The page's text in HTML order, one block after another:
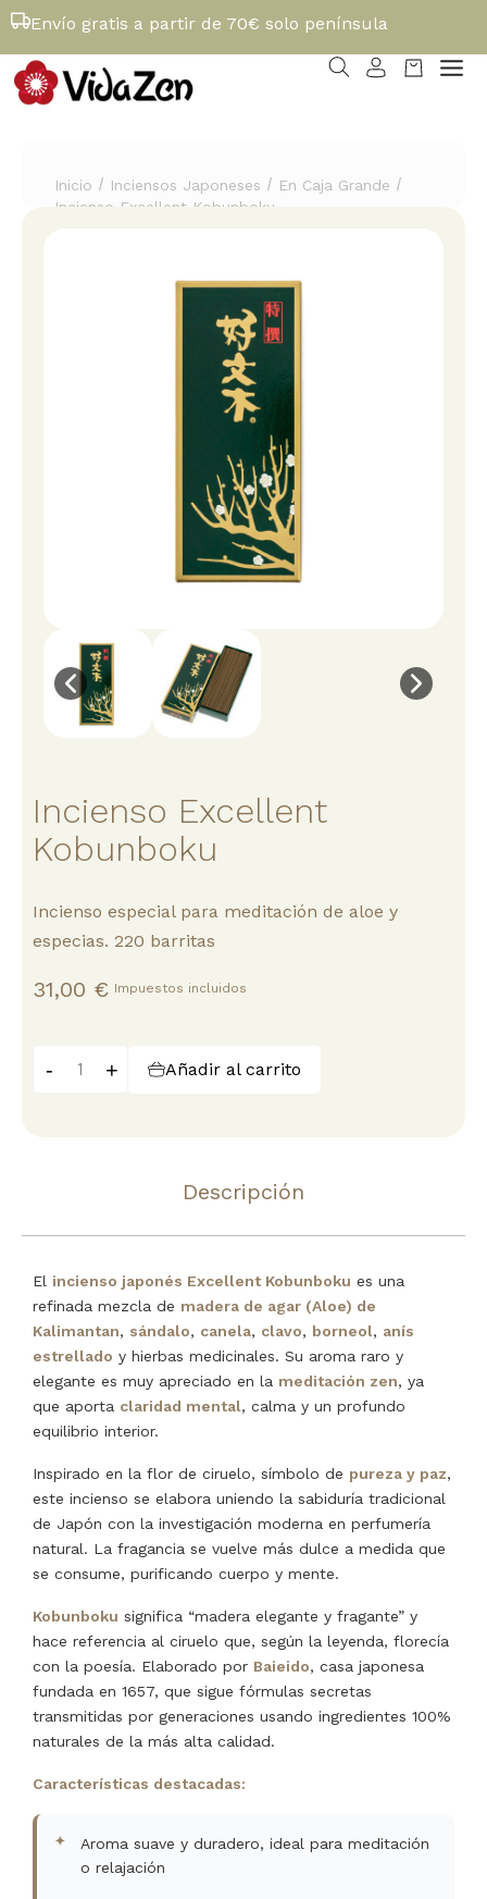
Envío gratis a partir de 70€ solo península
Inicio / Inciensos Japoneses / En Caja Grande /
Incienso Excellent Kobunboku
Incienso Excellent
Kobunboku
Incienso especial para meditación de aloe y
especias. 220 barritas
31,00 € Impuestos incluidos
- + Añadir al carrito
Descripción
El incienso japonés Excellent Kobunboku es una
refinada mezcla de madera de agar (Aloe) de
Kalimantan, sándalo, canela, clavo, borneol, anís
estrellado y hierbas medicinales. Su aroma raro y
elegante es muy apreciado en la meditación zen, ya
que aporta claridad mental, calma y un profundo
equilibrio interior.
Inspirado en la flor de ciruelo, símbolo de pureza y paz,
este incienso se elabora uniendo la sabiduría tradicional
de Japón con la investigación moderna en perfumería
natural. La fragancia se vuelve más dulce a medida que
se consume, purificando cuerpo y mente.
Kobunboku significa “madera elegante y fragante” y
hace referencia al ciruelo que, según la leyenda, florecía
con la poesía. Elaborado por Baieido, casa japonesa
fundada en 1657, que sigue fórmulas secretas
transmitidas por generaciones usando ingredientes 100%
naturales de la más alta calidad.
Características destacadas:
Aroma suave y duradero, ideal para meditación
o relajación